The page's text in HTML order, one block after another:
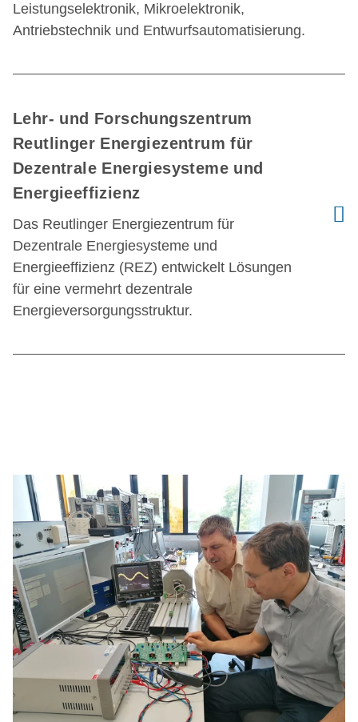
Leistungselektronik, Mikroelektronik,
Antriebstechnik und Entwurfsautomatisierung.
Lehr- und Forschungszentrum
Reutlinger Energiezentrum für
Dezentrale Energiesysteme und
Energieeffizienz
Das Reutlinger Energiezentrum für
Dezentrale Energiesysteme und
Energieeffizienz (REZ) entwickelt Lösungen
für eine vermehrt dezentrale
Energieversorgungsstruktur.